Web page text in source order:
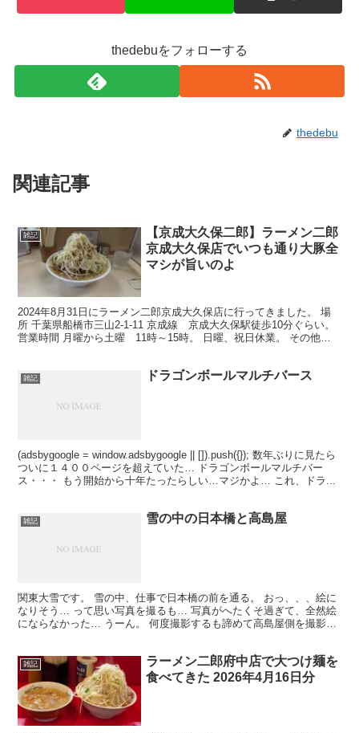
thedebuをフォローする
thedebu
関連記事
雑記
【京成大久保二郎】ラーメン二郎
京成大久保店でいつも通り大豚全
マシが旨いのよ
2024年8月31日にラーメン二郎京成大久保店に行ってきました。 場
所 千葉県船橋市三山2-1-11 京成線 京成大久保駅徒歩10分ぐらい。
営業時間 月曜から土曜 11時～15時。 日曜、祝日休業。 その他、
雑記 ドラゴンボールマルチバース
(adsbygoogle = window.adsbygoogle || []).push({}); 数年ぶりに見たら
ついに１４００ページを超えていた… ドラゴンボールマルチバー
ス・・・ もう開始から十年たったらしい…マジかよ… これ、ドラ...
雑記 雪の中の日本橋と高島屋
関東大雪です。 雪の中、仕事で日本橋の前を通る。 おっ、、、絵に
なりそう… って思い写真を撮るも… 写真がへたくそ過ぎて、全然絵
にならなかった… うーん。 何度撮影するも諦めて高島屋側を撮影し
雑記
ラーメン二郎府中店で大つけ麺を
食べてきた 2026年4月16日分